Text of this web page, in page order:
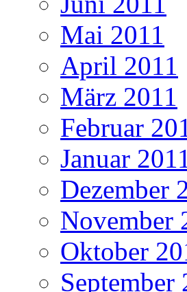
Mai 2011
April 2011
März 2011
Februar
Januar
Dezember
November
Oktober
September